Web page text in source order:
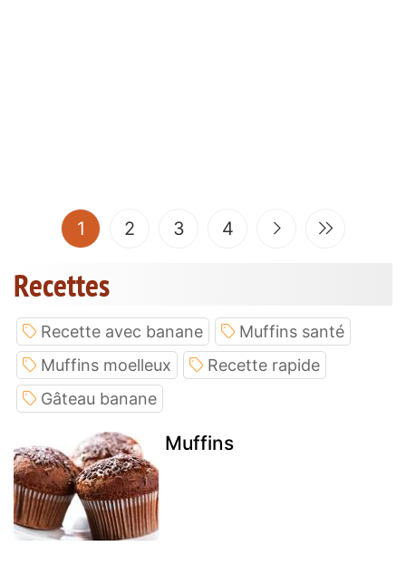
1 (current)
2 3 4
Recettes
Recette avec banane
Muffins santé
Muffins moelleux
Recette rapide
Gâteau banane
Muffins